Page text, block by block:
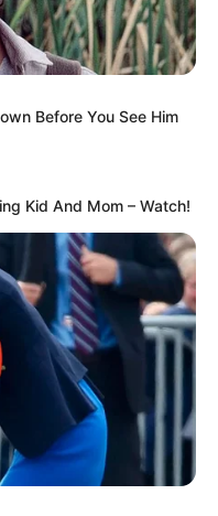
Before You See Him
Kid And Mom – Watch!